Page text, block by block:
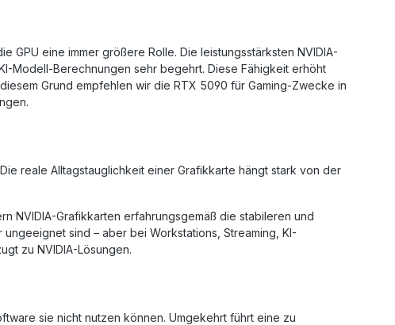
eine immer größere Rolle. Die leistungsstärksten NVIDIA-
Modell-Berechnungen sehr begehrt. Diese Fähigkeit erhöht
Grund empfehlen wir die RTX 5090 für Gaming-Zwecke in
reale Alltagstauglichkeit einer Grafikkarte hängt stark von der
NVIDIA-Grafikkarten erfahrungsgemäß die stabileren und
sind – aber bei Workstations, Streaming, KI-
zu NVIDIA-Lösungen.
sie nicht nutzen können. Umgekehrt führt eine zu